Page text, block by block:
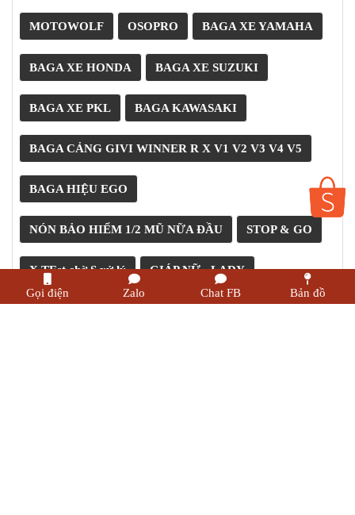
MOTOWOLF OSOPRO BAGA XE YAMAHA
BAGA XE HONDA BAGA XE SUZUKI
BAGA XE PKL BAGA KAWASAKI
BAGA CẢNG GIVI WINNER R X V1 V2 V3 V4 V5
BAGA HIỆU EGO
NÓN BẢO HIỂM 1/2 MŨ NỮA ĐẦU STOP & GO
X TEst chờ S xử lý GIÁP NỮ - LADY
Gọi điện Zalo Chat FB Bản đồ